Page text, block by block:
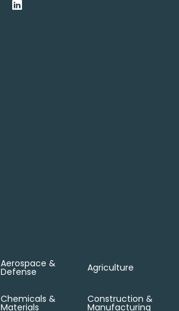
Aerospace &
Defense Agriculture
Chemicals &
Materials
Construction &
Manufacturing